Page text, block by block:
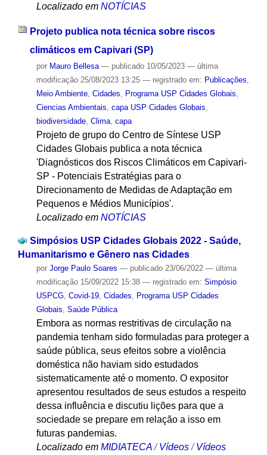
Localizado em NOTÍCIAS
Projeto publica nota técnica sobre riscos
climáticos em Capivari (SP)
por Mauro Bellesa — publicado10/05/2023 — última
modificação25/08/2023 13:25 — registrado em: Publicações,
Meio Ambiente, Cidades, Programa USP Cidades Globais,
Ciencias Ambientais, capa USP Cidades Globais,
biodiversidade, Clima, capa
Projeto de grupo do Centro de Síntese USP
Cidades Globais publica a nota técnica
'Diagnósticos dos Riscos Climáticos em Capivari-
SP - Potenciais Estratégias para o
Direcionamento de Medidas de Adaptação em
Pequenos e Médios Municípios'.
Localizado em NOTÍCIAS
Simpósios USP Cidades Globais 2022 - Saúde,
Humanitarismo e Gênero nas Cidades
por Jorge Paulo Soares — publicado23/06/2022 — última
modificação15/09/2022 15:38 — registrado em: Simpósio
USPCG, Covid-19, Cidades, Programa USP Cidades
Globais, Saúde Pública
Embora as normas restritivas de circulação na
pandemia tenham sido formuladas para proteger a
saúde pública, seus efeitos sobre a violência
doméstica não haviam sido estudados
sistematicamente até o momento. O expositor
apresentou resultados de seus estudos a respeito
dessa influência e discutiu lições para que a
sociedade se prepare em relação a isso em
futuras pandemias.
Localizado em MIDIATECA /Vídeos /Vídeos